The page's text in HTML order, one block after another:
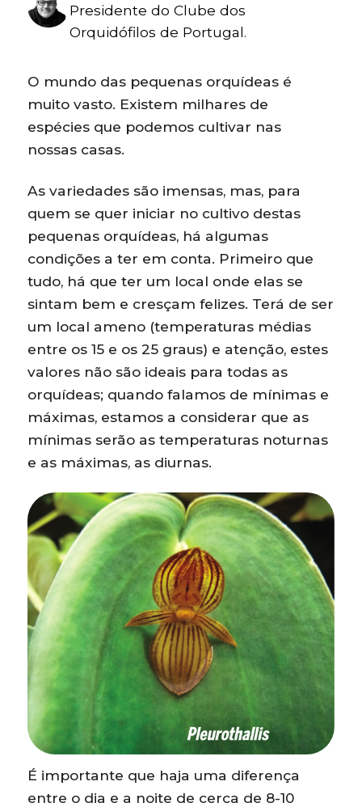
Presidente do Clube dos
Orquidófilos de Portugal.
O mundo das pequenas orquídeas é
muito vasto. Existem milhares de
espécies que podemos cultivar nas
nossas casas.
As variedades são imensas, mas, para
quem se quer iniciar no cultivo destas
pequenas orquídeas, há algumas
condições a ter em conta. Primeiro que
tudo, há que ter um local onde elas se
sintam bem e cresçam felizes. Terá de ser
um local ameno (temperaturas médias
entre os 15 e os 25 graus) e atenção, estes
valores não são ideais para todas as
orquídeas; quando falamos de mínimas e
máximas, estamos a considerar que as
mínimas serão as temperaturas noturnas
e as máximas, as diurnas.
É importante que haja uma diferença
entre o dia e a noite de cerca de 8-10